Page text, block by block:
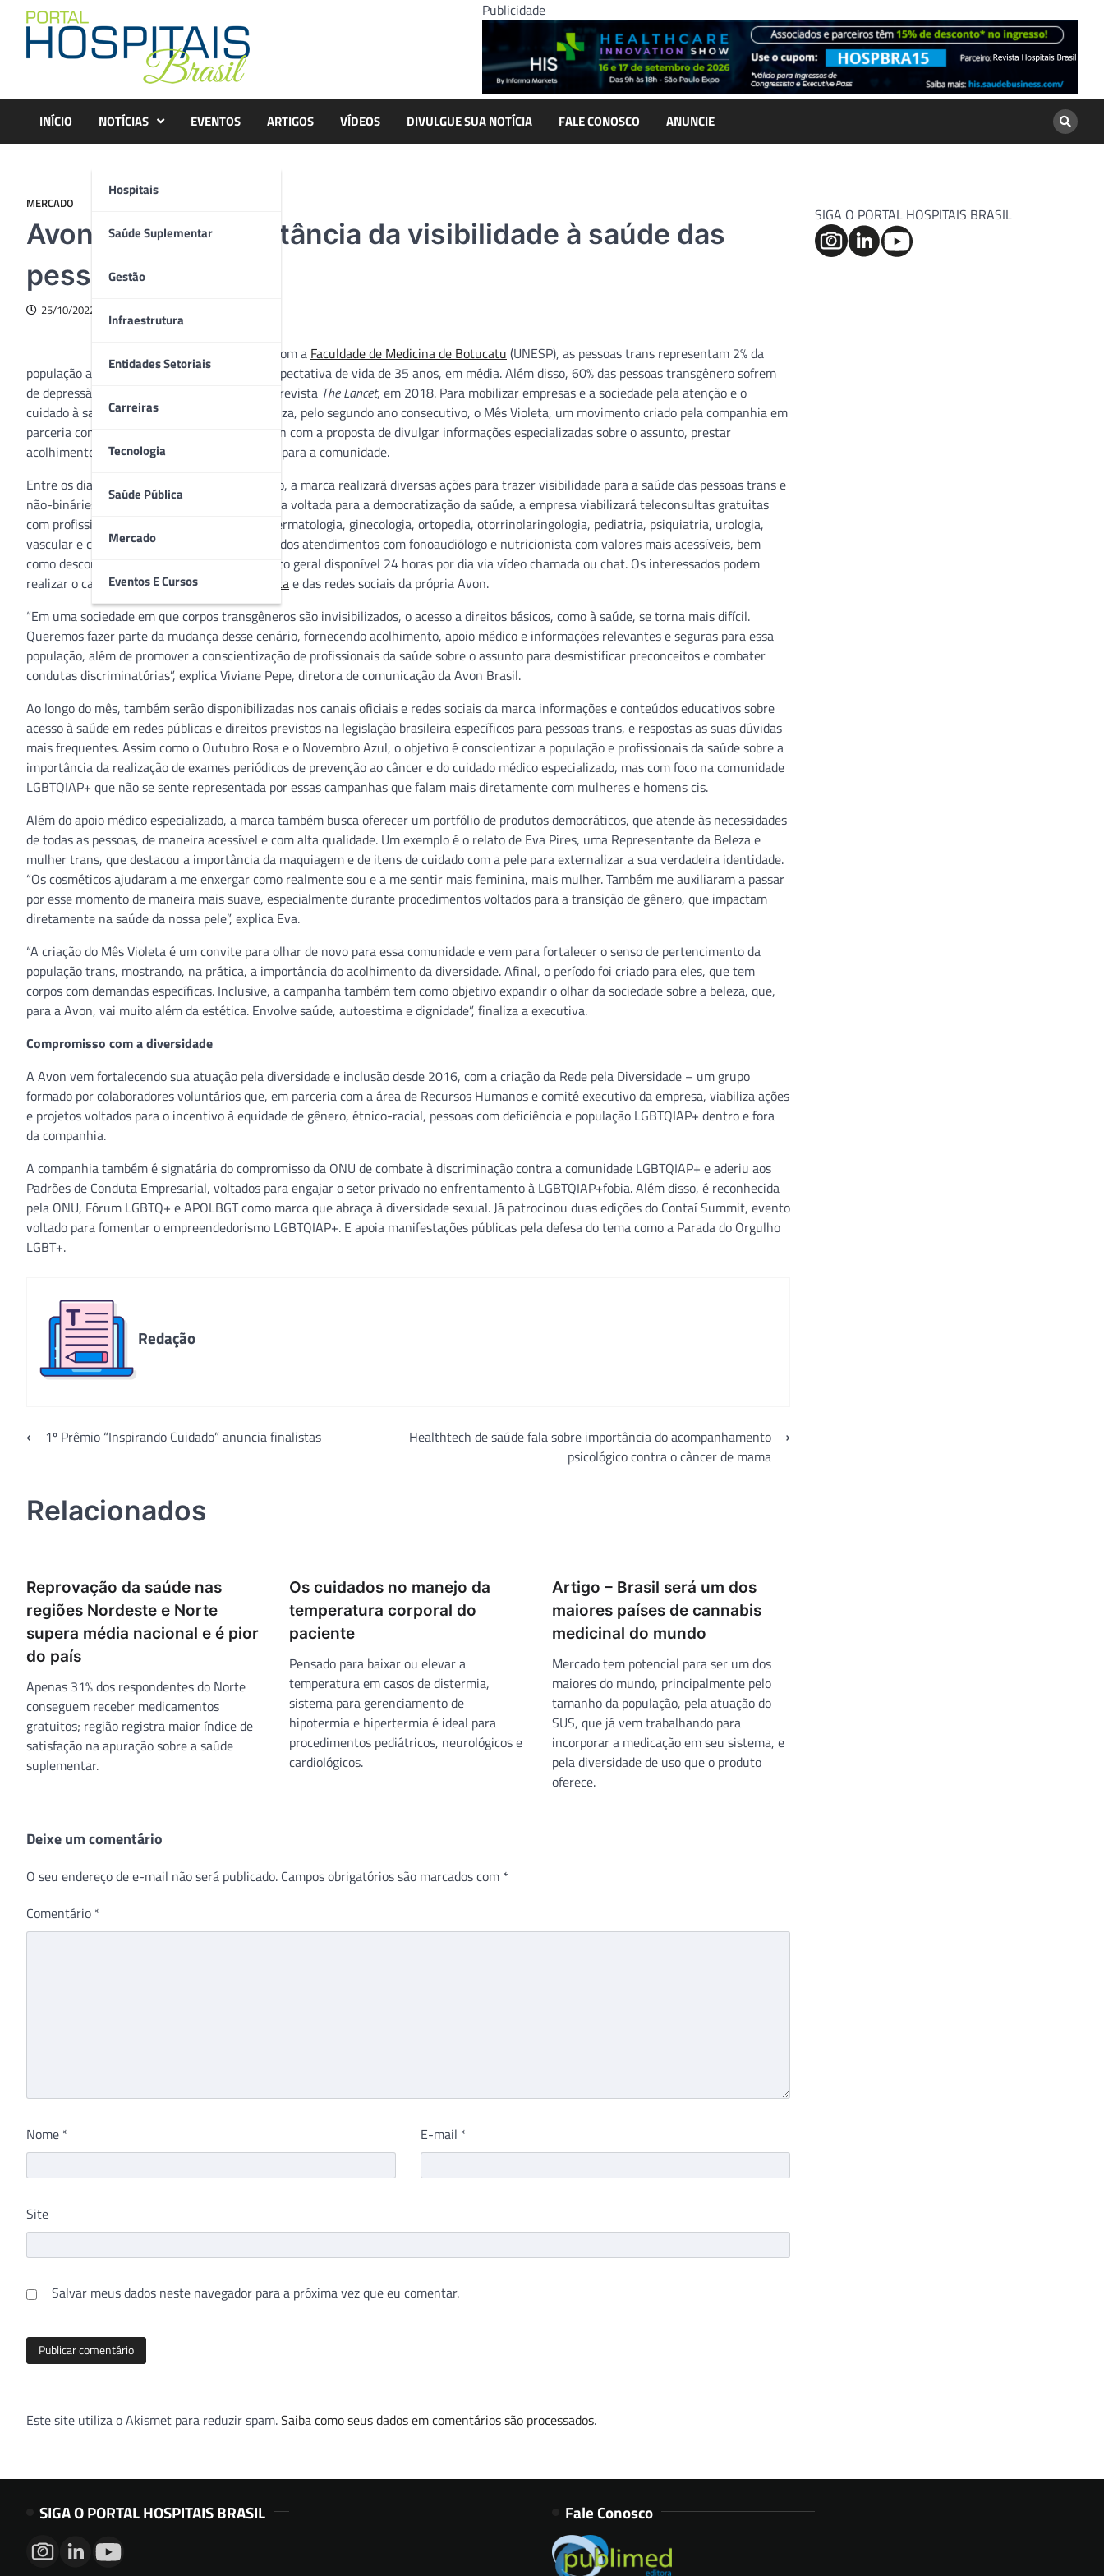
content
Publicidade
INÍCIO NOTÍCIAS
Hospitais
Saúde Suplementar
Gestão
Infraestrutura
Entidades Setoriais
Carreiras
Tecnologia
Saúde Pública
Mercado
Eventos E Cursos
EVENTOS ARTIGOS VÍDEOS DIVULGUE SUA NOTÍCIA FALE CONOSCO ANUNCIE
MERCADO
Avon reforça importância da visibilidade à saúde das
pessoas trans
25/10/2022
De acordo com a Faculdade de Medicina de Botucatu (UNESP), as pessoas trans representam 2% da
população adulta brasileira. O grupo possui expectativa de vida de 35 anos, em média. Além disso, 60% das pessoas transgênero sofrem
de depressão, segundo dados divulgados pela revista The Lancet, em 2018. Para mobilizar empresas e a sociedade pela atenção e o
cuidado à saúde dessa população, a Avon realiza, pelo segundo ano consecutivo, o Mês Violeta, um movimento criado pela companhia em
parceria com a agência Wunderman Thompson com a proposta de divulgar informações especializadas sobre o assunto, prestar
acolhimento e oferecer apoio médico gratuito para a comunidade.
Entre os dias 15 de outubro e 15 de novembro, a marca realizará diversas ações para trazer visibilidade para a saúde das pessoas trans e
não-bináries. Em parceria da AVUS, plataforma voltada para a democratização da saúde, a empresa viabilizará teleconsultas gratuitas
com profissionais de psicologia, cardiologia, dermatologia, ginecologia, ortopedia, otorrinolaringologia, pediatria, psiquiatria, urologia,
vascular e clínico geral. Também serão oferecidos atendimentos com fonoaudiólogo e nutricionista com valores mais acessíveis, bem
como descontos em medicamentos e um clínico geral disponível 24 horas por dia via vídeo chamada ou chat. Os interessados podem
realizar o cadastro por meio do site
Mês Violetae das redes sociais da própria Avon.
“Em uma sociedade em que corpos transgêneros são invisibilizados, o acesso a direitos básicos, como à saúde, se torna mais difícil.
Queremos fazer parte da mudança desse cenário, fornecendo acolhimento, apoio médico e informações relevantes e seguras para essa
população, além de promover a conscientização de profissionais da saúde sobre o assunto para desmistificar preconceitos e combater
condutas discriminatórias”, explica Viviane Pepe, diretora de comunicação da Avon Brasil.
Ao longo do mês, também serão disponibilizadas nos canais oficiais e redes sociais da marca informações e conteúdos educativos sobre
acesso à saúde em redes públicas e direitos previstos na legislação brasileira específicos para pessoas trans, e respostas as suas dúvidas
mais frequentes. Assim como o Outubro Rosa e o Novembro Azul, o objetivo é conscientizar a população e profissionais da saúde sobre a
importância da realização de exames periódicos de prevenção ao câncer e do cuidado médico especializado, mas com foco na comunidade
LGBTQIAP+ que não se sente representada por essas campanhas que falam mais diretamente com mulheres e homens cis.
Além do apoio médico especializado, a marca também busca oferecer um portfólio de produtos democráticos, que atende às necessidades
de todas as pessoas, de maneira acessível e com alta qualidade. Um exemplo é o relato de Eva Pires, uma Representante da Beleza e
mulher trans, que destacou a importância da maquiagem e de itens de cuidado com a pele para externalizar a sua verdadeira identidade.
“Os cosméticos ajudaram a me enxergar como realmente sou e a me sentir mais feminina, mais mulher. Também me auxiliaram a passar
por esse momento de maneira mais suave, especialmente durante procedimentos voltados para a transição de gênero, que impactam
diretamente na saúde da nossa pele”, explica Eva.
“A criação do Mês Violeta é um convite para olhar de novo para essa comunidade e vem para fortalecer o senso de pertencimento da
população trans, mostrando, na prática, a importância do acolhimento da diversidade. Afinal, o período foi criado para eles, que tem
corpos com demandas específicas. Inclusive, a campanha também tem como objetivo expandir o olhar da sociedade sobre a beleza, que,
para a Avon, vai muito além da estética. Envolve saúde, autoestima e dignidade”, finaliza a executiva.
Compromisso com a diversidade
A Avon vem fortalecendo sua atuação pela diversidade e inclusão desde 2016, com a criação da Rede pela Diversidade – um grupo
formado por colaboradores voluntários que, em parceria com a área de Recursos Humanos e comitê executivo da empresa, viabiliza ações
e projetos voltados para o incentivo à equidade de gênero, étnico-racial, pessoas com deficiência e população LGBTQIAP+ dentro e fora
da companhia.
A companhia também é signatária do compromisso da ONU de combate à discriminação contra a comunidade LGBTQIAP+ e aderiu aos
Padrões de Conduta Empresarial, voltados para engajar o setor privado no enfrentamento à LGBTQIAP+fobia. Além disso, é reconhecida
pela ONU, Fórum LGBTQ+ e APOLBGT como marca que abraça à diversidade sexual. Já patrocinou duas edições do Contaí Summit, evento
voltado para fomentar o empreendedorismo LGBTQIAP+. E apoia manifestações públicas pela defesa do tema como a Parada do Orgulho
LGBT+.
Redação
Navegação
⟵1º Prêmio “Inspirando Cuidado” anuncia finalistas
Healthtech de saúde fala sobre importância do acompanhamento
psicológico contra o câncer de mama
⟶
Relacionados
Reprovação da saúde nas
regiões Nordeste e Norte
supera média nacional e é pior
do país
Apenas 31% dos respondentes do Norte
conseguem receber medicamentos
gratuitos; região registra maior índice de
satisfação na apuração sobre a saúde
suplementar.
Os cuidados no manejo da
temperatura corporal do
paciente
Pensado para baixar ou elevar a
temperatura em casos de distermia,
sistema para gerenciamento de
hipotermia e hipertermia é ideal para
procedimentos pediátricos, neurológicos e
cardiológicos.
Artigo – Brasil será um dos
maiores países de cannabis
medicinal do mundo
Mercado tem potencial para ser um dos
maiores do mundo, principalmente pelo
tamanho da população, pela atuação do
SUS, que já vem trabalhando para
incorporar a medicação em seu sistema, e
pela diversidade de uso que o produto
oferece.
Deixe um comentário
O seu endereço de e-mail não será publicado. Campos obrigatórios são marcados com *
Comentário *
Nome * E-mail *
Site
Salvar meus dados neste navegador para a próxima vez que eu comentar.
Este site utiliza o Akismet para reduzir spam.Saiba como seus dados em comentários são processados.
SIGA O PORTAL HOSPITAIS BRASIL
SIGA O PORTAL HOSPITAIS BRASIL Fale Conosco